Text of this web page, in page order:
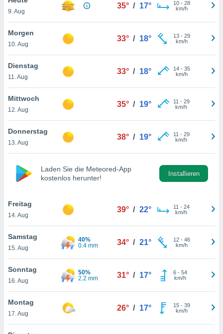
oder
Partner
es uns
das
der
Profil zu
Ihnen
finden
. Sie
jederzeit
Sie
der
9. Aug
35° / 17° 10- 28
km/h
Morgen
10. Aug
33° / 18° 13- 29
km/h
Dienstag
11. Aug
33° / 18° 14- 35
km/h
Mittwoch
12. Aug
35° / 19° 11 - 29
km/h
Donnerstag
13. Aug
38° / 19° 11 - 29
km/h
Laden Sie die Meteored-App
kostenlos herunter!
Installieren
Freitag
14. Aug
39° / 22° 11 - 24
km/h
Samstag
15. Aug
40%
0.4 mm
34° / 21° 12- 46
km/h
Sonntag
16. Aug
50%
2.2 mm
31° / 17° 6- 54
km/h
Montag
17. Aug
26° / 17° 15- 39
km/h